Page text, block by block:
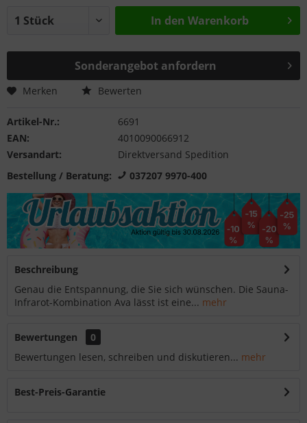
In den Warenkorb
Sonderangebot anfordern
Merken Bewerten
Artikel-Nr.:
6691
EAN:
4010090066912
Versandart:
Direktversand Spedition
Bestellung / Beratung:
037207 9970-400
Beschreibung
Genau die Entspannung, die Sie sich wünschen. Die Sauna-
Infrarot-Kombination Ava lässt ist eine... mehr
Bewertungen
0
Bewertungen lesen, schreiben und diskutieren... mehr
Best-Preis-Garantie